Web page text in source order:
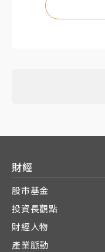
財經
股市基金
投資長觀點
財經人物
產業脈動